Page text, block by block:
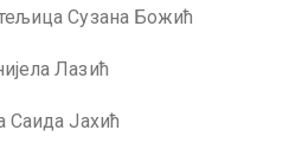
Сузана Божић
Лазић
Саида Јахић